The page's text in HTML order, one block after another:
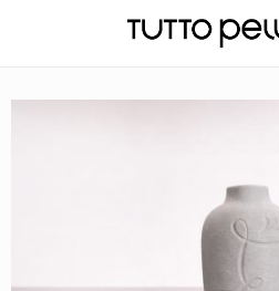
20% EN PRODUCTOS A FABRICACIÓN